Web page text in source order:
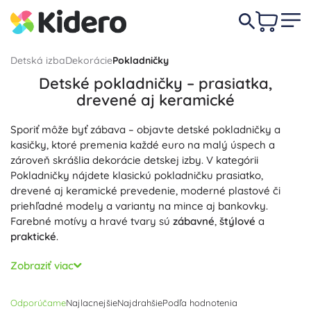
Detská izbaDekoráciePokladničky
Detské pokladničky – prasiatka,
drevené aj keramické
Sporiť môže byť zábava – objavte detské pokladničky a
kasičky, ktoré premenia každé euro na malý úspech a
zároveň skrášlia dekorácie detskej izby. V kategórii
Pokladničky nájdete klasickú pokladničku prasiatko,
drevené aj keramické prevedenie, moderné plastové či
priehľadné modely a varianty na mince aj bankovky.
Farebné motívy a hravé tvary sú zábavné, štýlové a
praktické.
Každá pokladnička je navrhnutá na jednoduché
používanie: praktický otvor na vkladanie mincí aj zložených
pohodlné vysypanie. Drevená pokladnička vyniká
Zobraziť viac
OdporúčameNajlacnejšieNajdrahšiePodľa hodnotenia